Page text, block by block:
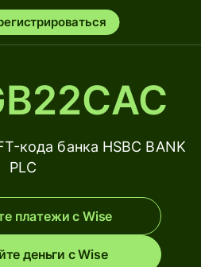
кода банка HSBC BANK
PLC
платежи с Wise
деньги с Wise